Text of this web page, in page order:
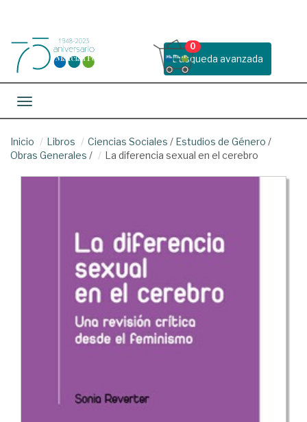
Busqueda avanzada
0
Toggle navigation
Inicio Libros Ciencias Sociales / Estudios de Género /
Obras Generales / La diferencia sexual en el cerebro